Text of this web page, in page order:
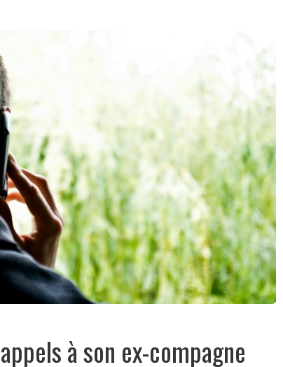
à son ex-compagne